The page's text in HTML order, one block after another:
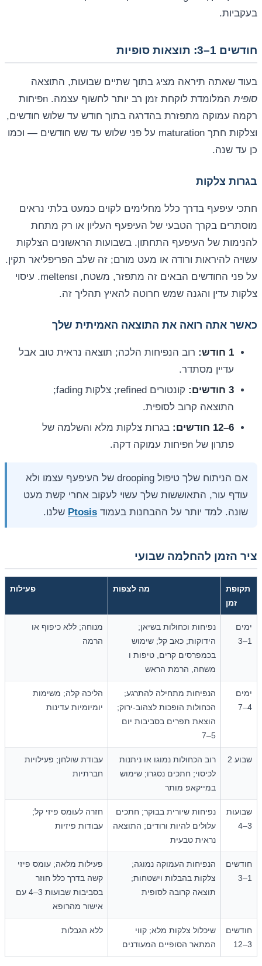
בעקביות.
חודשים 1–3: תוצאות סופיות
בעוד שאתה תיראה מציג בתוך שתיים שבועות, התוצאה
סופית
המלומדת לוקחת זמן רב יותר לחשוף עצמה. nפיחות
רקמה עמוקה מתפזרת בהדרגה בתוך חודש עד שלוש חודשים,
וצלקות חתך maturation על פני שלוש עד שש חודשים — וכמו
כן עד שנה.
בגרות צלקות
חתכי עיפעף בדרך כלל מחלימים לקוים כמעט בלתי נראים
מוסתרים בקרך הטבעי של העיפעף העליון או רק מתחת
להנימות של העיפעף התחתון. בשבועות הראשונים הצלקות
עשויה להיראות ורודה או מעט מורם; זה שלב הפריפליאר תקין.
על פני החודשים הבאים זה מתפזר, משטח, וmeltens. עיסוי
צלקות עדין והגנה שמש חרוטה להאיץ תהליך זה.
כאשר אתה רואה את התוצאה האמיתית שלך
1 חודש:
רוב הנפיחות הלכה; תוצאה נראית טוב אבל
עדיין מסתדר.
3 חודשים:
קונטורים refined; צלקות fading;
התוצאה קרוב לסופית.
6–12 חודשים:
בגרות צלקות מלא והשלמה של
פתרון של nפיחות עמוקה דקה.
אם הניתוח שלך טיפול drooping של העיפעף עצמו ולא
עודף עור, התאוששות שלך עשוי לעקוב אחרי קשת מעט
שונה. למד יותר על ההבחנות בעמוד Ptosis שלנו.
ציר הזמן להחלמה שבועי
תקופת
זמן
מה לצפות פעילות
ימים
1–3
נפיחות וכחולות בשיאן;
הידוקות; כאב קל; שימוש
בכמפרסים קרים, טיפות ו
משחה, הרמת הראש
מנוחה; ללא כיפוף או
הרמה
ימים
4–7
הנפיחות מתחילה להתרגע;
הכחולות הופכות לצהוב-ירוק;
הוצאת תפרים בסביבות יום
5–7
הליכה קלה; משימות
יומיומיות עדינות
שבוע 2
רוב הכחולות נמוגו או ניתנות
לכיסוי; חתכים נסגרו; שימוש
במייקאפ מותר
עבודת שולחן; פעילויות
חברתיות
שבועות
3–4
נפיחות שיורית בבוקר; חתכים
עלולים להיות ורודים; התוצאה
נראית טבעית
חזרה לעומס פיזי קל;
עבודות פיזיות
חודשים
1–3
הנפיחות העמוקה נמוגה;
צלקות בהבלות וישטחות;
תוצאה קרובה לסופית
פעילות מלאה; עומס פיזי
קשה בדרך כלל חוזר
בסביבות שבועות 3–4 עם
אישור מהרופא
חודשים
3–12
שיכלול צלקות מלא; קווי
המתאר הסופיים המעודנים
ללא הגבלות